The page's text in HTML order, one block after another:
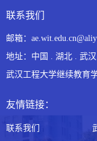
联系我们
邮箱：
地址：中国 . 湖北 . 武
武汉工程大学继续教育
友情链接：
联系我们